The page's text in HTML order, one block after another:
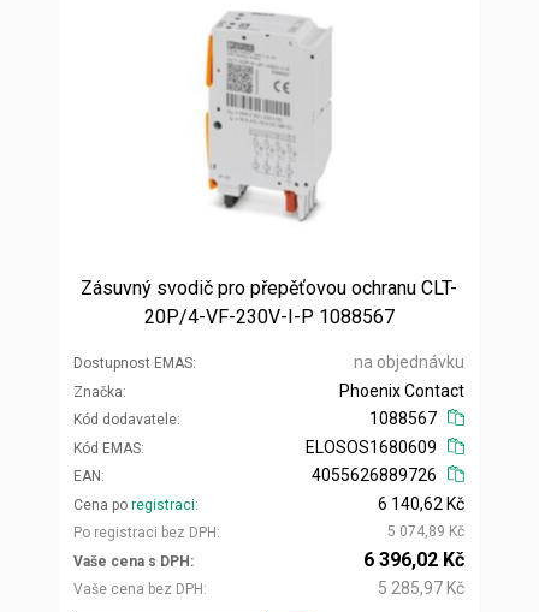
Zásuvný svodič pro přepěťovou ochranu CLT-
20P/4-VF-230V-I-P 1088567
Dostupnost EMAS na objednávku
Značka
Kód dodavatele
Phoenix Contact
1088567
Kód EMAS
EAN
ELOSOS1680609
4055626889726
Cena po registraci
Po registraci bez DPH
6 140,62 Kč
5 074,89 Kč
Vaše cena s DPH
Vaše cena bez DPH
6 396,02 Kč
5 285,97 Kč